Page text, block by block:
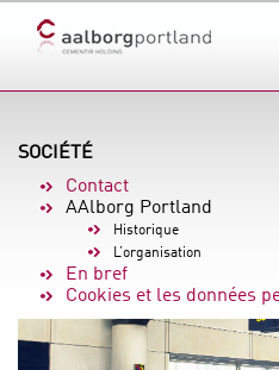
SOCIÉTÉ
Contact
AAlborg Portland
Historique
L’organisation
En bref
Cookies et les données